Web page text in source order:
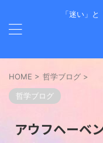
「迷い」
HOME > 哲学ブログ >
哲学ブログ
アウフヘーベ